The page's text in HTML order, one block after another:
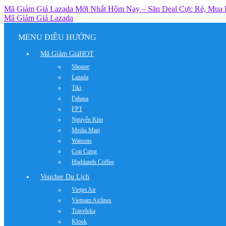
Mã Giảm Giá Lazada Mới Nhất Hôm Nay – Săn Deal Cực Rẻ,
Mã Giảm Giá Lazada
MENU ĐIỀU HƯỚNG
Mã Giảm GiáHOT
Shopee
Lazada
Tiki
Fahasa
FPT
Nguyễn Kim
Media Mart
Watsons
Con Cưng
Highlands Coffee
Voucher Du Lịch
Vietjet Air
Vietnam Airlines
Traveloka
Klook